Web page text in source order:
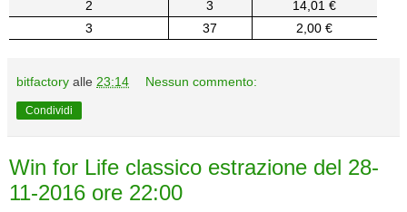
2
3
14,01 €
3
37 2,00 €
bitfactory alle 23:14 Nessun commento:
Condividi
Win for Life classico estrazione del 28-
11-2016 ore 22:00